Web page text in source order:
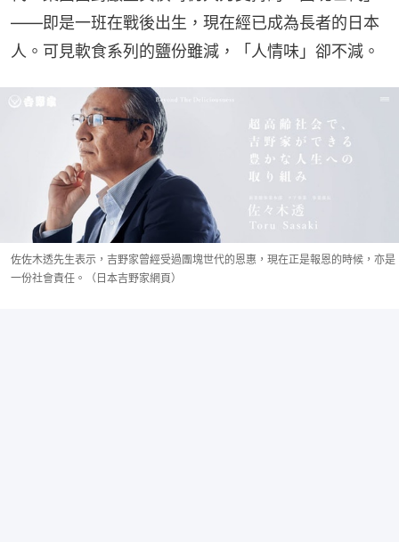
——即是一班在戰後出生，現在經已成為長者的日本
人。可見軟食系列的鹽份雖減，「人情味」卻不減。
佐佐木透先生表示，吉野家曾經受過團塊世代的恩惠，現在正是報恩的時候，亦是
一份社會責任。（日本吉野家網頁）